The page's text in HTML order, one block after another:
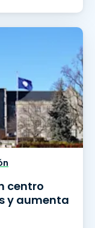
centro
y aumenta